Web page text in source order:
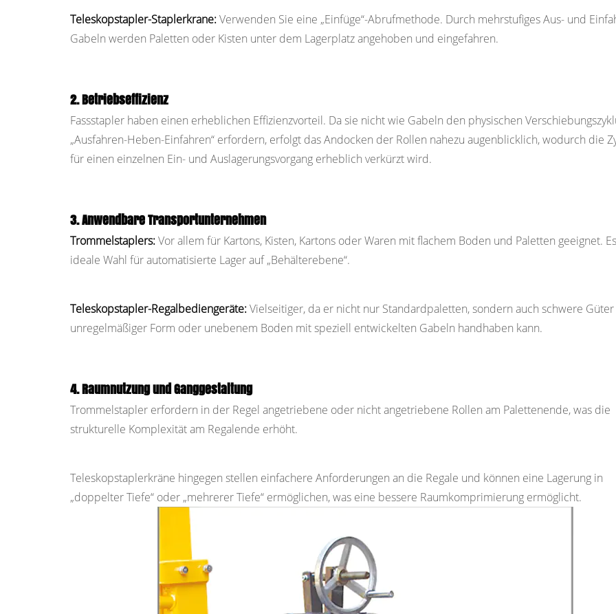
Teleskopstapler-Staplerkrane:Verwenden Sie eine „Einfüge“-Abrufmethode. Durch mehrstufiges Aus- und
Gabeln werden Paletten oder Kisten unter dem Lagerplatz angehoben und eingefahren.
2. Betriebseffizienz
Fassstapler haben einen erheblichen Effizienzvorteil. Da sie nicht wie Gabeln den physischen
„Ausfahren-Heben-Einfahren“ erfordern, erfolgt das Andocken der Rollen nahezu augenblicklich, wodurch die
für einen einzelnen Ein- und Auslagerungsvorgang erheblich verkürzt wird.
3. Anwendbare Transportunternehmen
Trommelstaplers:Vor allem für Kartons, Kisten, Kartons oder Waren mit flachem Boden und Paletten geeignet.
ideale Wahl für automatisierte Lager auf „Behälterebene“.
Teleskopstapler-Regalbediengeräte:Vielseitiger, da er nicht nur Standardpaletten, sondern auch schwere
unregelmäßiger Form oder unebenem Boden mit speziell entwickelten Gabeln handhaben kann.
4. Raumnutzung und Ganggestaltung
Trommelstapler erfordern in der Regel angetriebene oder nicht angetriebene Rollen am Palettenende, was die
strukturelle Komplexität am Regalende erhöht.
Teleskopstaplerkräne hingegen stellen einfachere Anforderungen an die Regale und können eine Lagerung in
„doppelter Tiefe“ oder „mehrerer Tiefe“ ermöglichen, was eine bessere Raumkomprimierung ermöglicht.